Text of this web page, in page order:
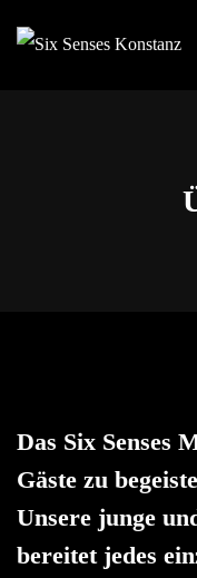
Das Six Senses
Gäste zu
Unsere junge
bereitet jedes